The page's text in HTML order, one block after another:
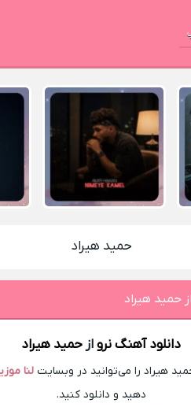
حميد هیراد
حميد هیراد
دانلود آهنگ نروازحميد هیراد
هیراد را می‌توانید در وبسایت لنا
دهید و دانلود کنید.